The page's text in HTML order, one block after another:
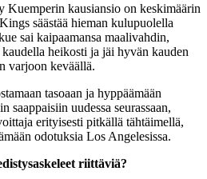
Kuemperin kausiansio on keskimäärin
säästää hieman kulupuolella
sai kaipaamansa maalivahdin,
heikosti ja jäi hyvän kauden
varjoon keväällä.
tasoaan ja hyppäämään
saappaisiin uudessa seurassaan,
erityisesti pitkällä tähtäimellä,
odotuksia Los Angelesissa.
riittäviä?